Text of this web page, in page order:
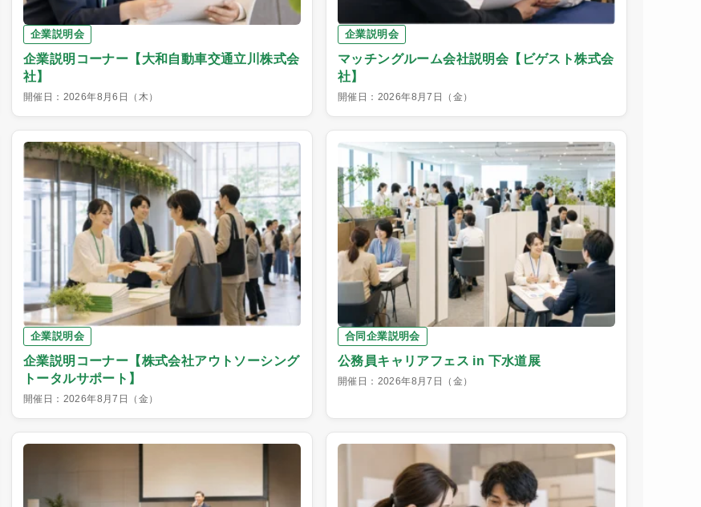
企業説明会
企業説明コーナー【大和自動車交通立川株式会
社】
開催日：2026年8月6日（木）
企業説明会
マッチングルーム会社説明会【ビゲスト株式会
社】
開催日：2026年8月7日（金）
企業説明会
企業説明コーナー【株式会社アウトソーシング
トータルサポート】
開催日：2026年8月7日（金）
合同企業説明会
公務員キャリアフェス in 下水道展
開催日：2026年8月7日（金）